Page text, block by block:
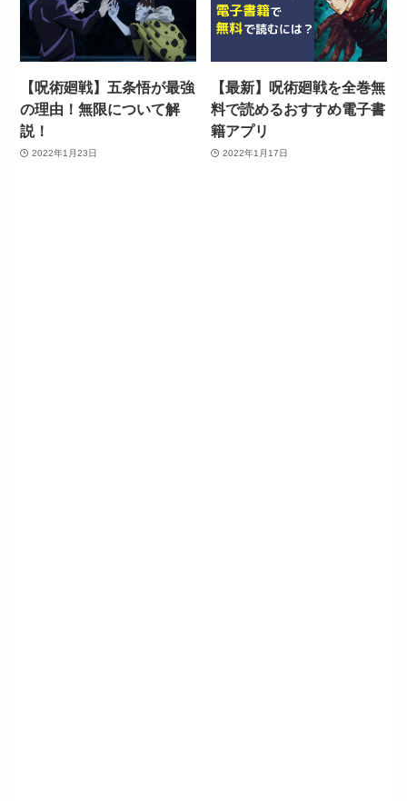
【呪術廻戦】五条悟が最強
の理由！無限について解
説！
2022年1月23日
【最新】呪術廻戦を全巻無
料で読めるおすすめ電子書
籍アプリ
2022年1月17日